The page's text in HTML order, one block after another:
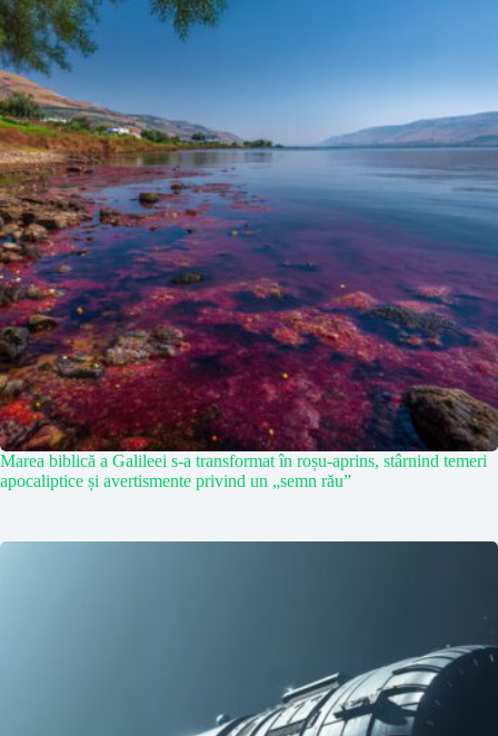
Marea biblică a Galileei s-a transformat în roșu-aprins, stârnind temeri
apocaliptice și avertismente privind un „semn rău”